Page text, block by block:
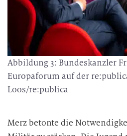
Abbildung 3: Bundeskanzler
Europaforum auf der
Loos/re:publica
Merz betonte die